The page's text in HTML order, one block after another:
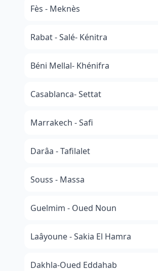
Fès - Meknès
Rabat - Salé- Kénitra
Béni Mellal- Khénifra
Casablanca- Settat
Marrakech - Safi
Darâa - Tafilalet
Souss - Massa
​Guelmim - Oued Noun
Laâyoune - Sakia El Hamra
Dakhla-Oued Eddahab